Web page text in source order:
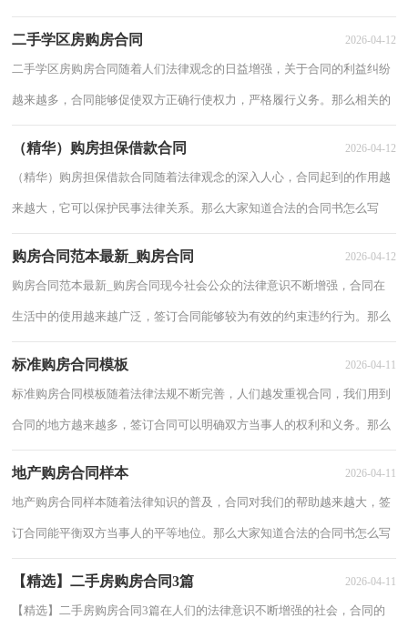
二手学区房购房合同 2026-04-12
二手学区房购房合同随着人们法律观念的日益增强，关于合同的利益纠纷
越来越多，合同能够促使双方正确行使权力，严格履行义务。那么相关的
（精华）购房担保借款合同 2026-04-12
（精华）购房担保借款合同随着法律观念的深入人心，合同起到的作用越
来越大，它可以保护民事法律关系。那么大家知道合法的合同书怎么写
购房合同范本最新_购房合同 2026-04-12
购房合同范本最新_购房合同现今社会公众的法律意识不断增强，合同在
生活中的使用越来越广泛，签订合同能够较为有效的约束违约行为。那么
标准购房合同模板 2026-04-11
标准购房合同模板随着法律法规不断完善，人们越发重视合同，我们用到
合同的地方越来越多，签订合同可以明确双方当事人的权利和义务。那么
地产购房合同样本 2026-04-11
地产购房合同样本随着法律知识的普及，合同对我们的帮助越来越大，签
订合同能平衡双方当事人的平等地位。那么大家知道合法的合同书怎么写
【精选】二手房购房合同3篇 2026-04-11
【精选】二手房购房合同3篇在人们的法律意识不断增强的社会，合同的